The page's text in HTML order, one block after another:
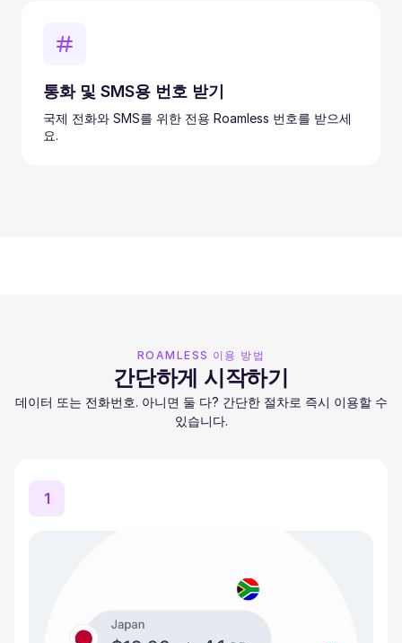
통화 및 SMS용 번호 받기
국제 전화와 SMS를 위한 전용 Roamless 번호를 받으세
요.
ROAMLESS 이용 방법
간단하게 시작하기
데이터 또는 전화번호. 아니면 둘 다? 간단한 절차로 즉시 이용할 수
있습니다.
1